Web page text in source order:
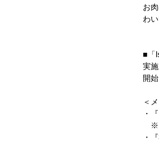
お
わ
■「
実
開
＜
・
※
・